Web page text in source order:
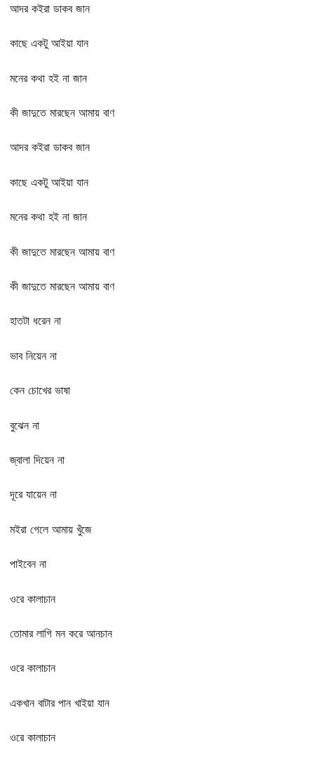
আদর কইরা ডাকব জান
কাছে একটু আইয়া যান
মনের কথা হই না জান
কী জাদুতে মারছেন আমায় বাণ
আদর কইরা ডাকব জান
কাছে একটু আইয়া যান
মনের কথা হই না জান
কী জাদুতে মারছেন আমায় বাণ
কী জাদুতে মারছেন আমায় বাণ
হাতটা ধরেন না
ভাব নিয়েন না
কেন চোখের ভাষা
বুঝেন না
জ্বালা দিয়েন না
দূরে যায়েন না
মইরা গেলে আমায় খুঁজে
পাইবেন না
ওরে কালাচান
তোমার লাগি মন করে আনচান
ওরে কালাচান
একখান বাটার পান খাইয়া যান
ওরে কালাচান